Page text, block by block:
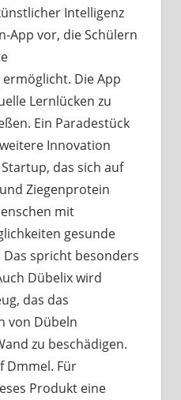
Intelligenz
App vor, die Schülern
Die App
Lernlücken zu
Ein Paradestück
Innovation
das sich auf
Ziegenprotein
mit
gesunde
spricht besonders
Dübelix wird
das das
von Dübeln
zu beschädigen.
Dmmel. Für
Produkt eine